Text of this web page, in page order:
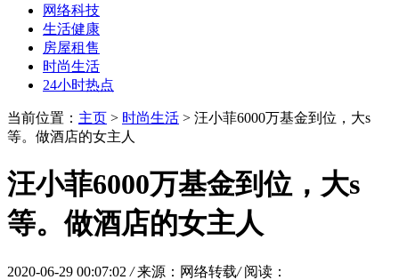
网络科技
生活健康
房屋租售
时尚生活
24小时热点
当前位置： 主页 > 时尚生活 > 汪小菲6000万基金到位，大s
等。做酒店的女主人
汪小菲6000万基金到位，大s
等。做酒店的女主人
2020-06-29 00:07:02 / 来源：网络转载/ 阅读：